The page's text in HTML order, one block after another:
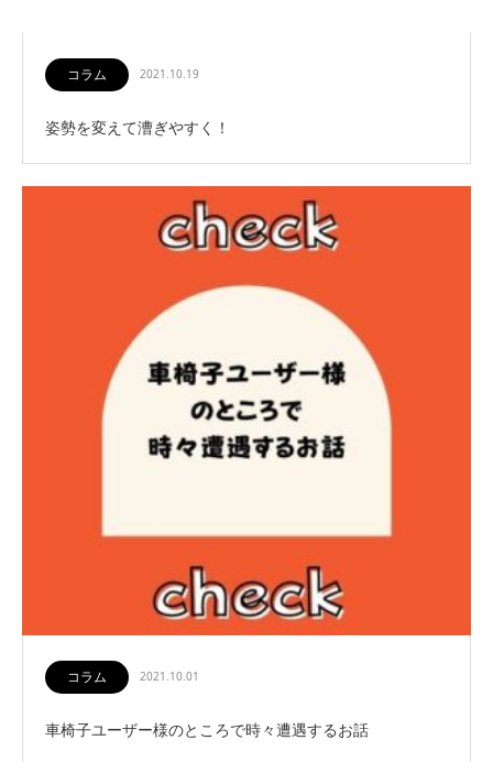
コラム 2021.10.19
姿勢を変えて漕ぎやすく！
コラム 2021.10.01
車椅子ユーザー様のところで時々遭遇するお話